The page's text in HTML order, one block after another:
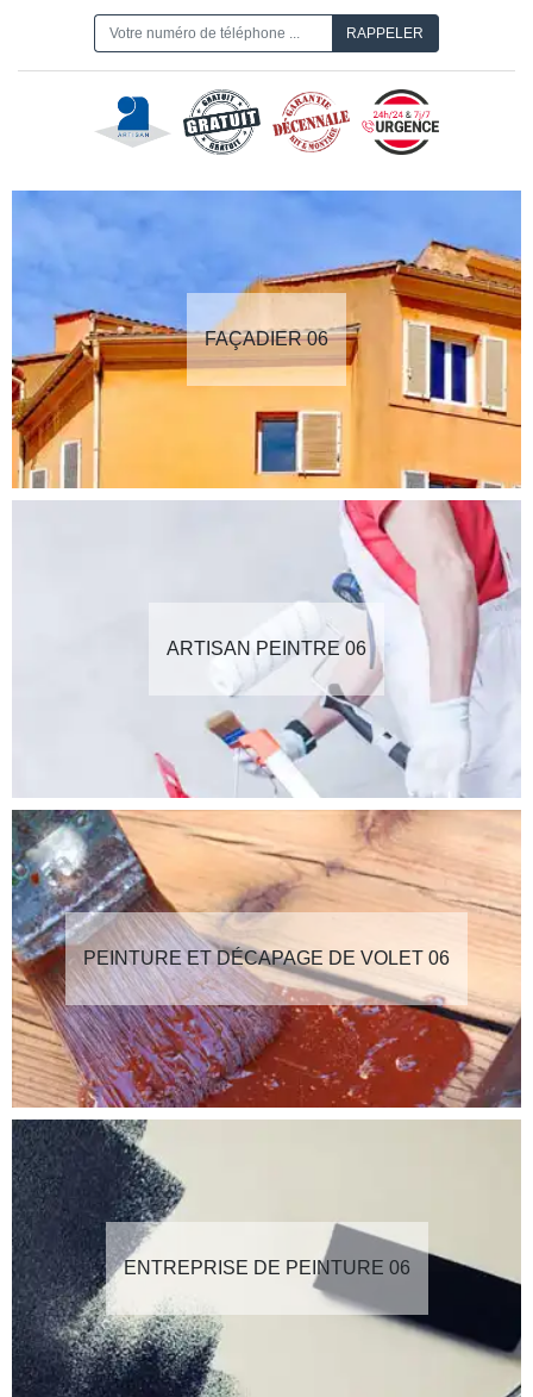
FAÇADIER 06
ARTISAN PEINTRE 06
PEINTURE ET DÉCAPAGE DE VOLET 06
ENTREPRISE DE PEINTURE 06